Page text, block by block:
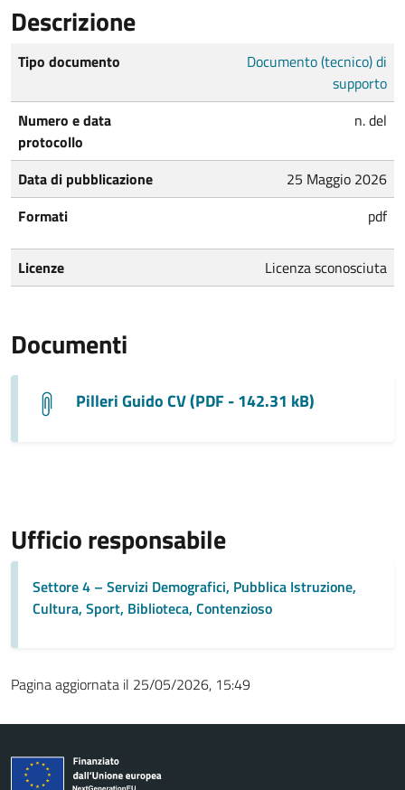
Descrizione
Tipo documento
Documento (tecnico) di
supporto
Numero e data
protocollo
n. del
Data di pubblicazione
25 Maggio 2026
Formati
pdf
Licenze Licenza sconosciuta
Documenti
Pilleri Guido CV (PDF - 142.31 kB)
Ufficio responsabile
Settore 4 – Servizi Demografici, Pubblica Istruzione,
Cultura, Sport, Biblioteca, Contenzioso
Pagina aggiornata il 25/05/2026, 15:49